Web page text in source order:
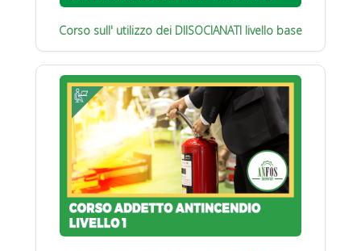
Corso sull' utilizzo dei DIISOCIANATI livello base